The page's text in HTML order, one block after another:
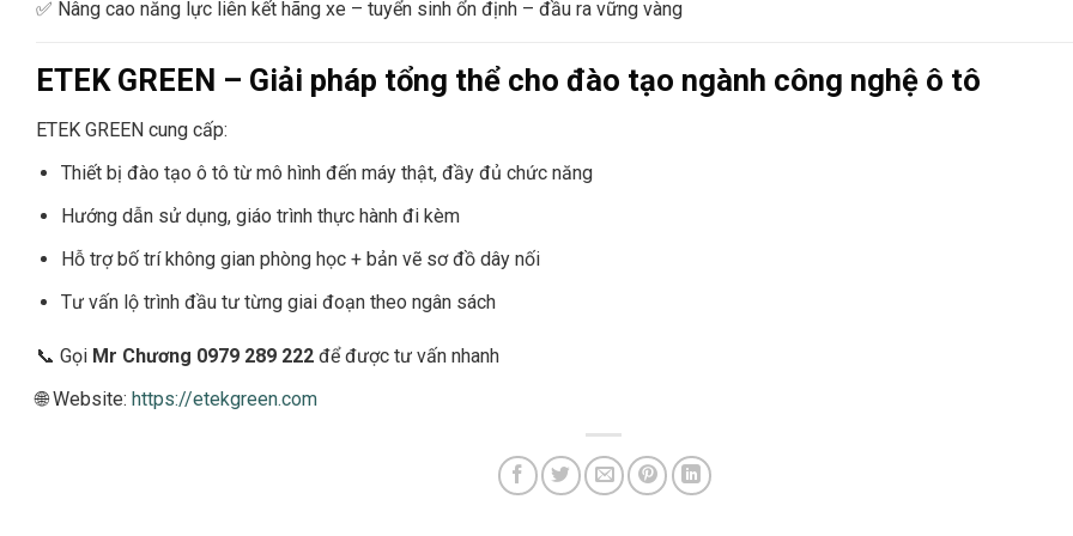
✅ Nâng cao năng lực liên kết hãng xe – tuyển sinh ổn định – đầu ra vững vàng
ETEK GREEN – Giải pháp tổng thể cho đào tạo ngành công nghệ ô tô
ETEK GREEN cung cấp:
Thiết bị đào tạo ô tô từ mô hình đến máy thật, đầy đủ chức năng
Hướng dẫn sử dụng, giáo trình thực hành đi kèm
Hỗ trợ bố trí không gian phòng học + bản vẽ sơ đồ dây nối
Tư vấn lộ trình đầu tư từng giai đoạn theo ngân sách
📞 Gọi Mr Chương 0979 289 222 để được tư vấn nhanh
🌐 Website: https://etekgreen.com